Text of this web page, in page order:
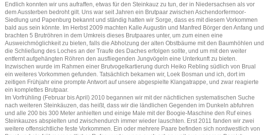
Endlich konnten wir uns aufraffen, etwas für den Steinkauz zu tun, der in Niedersachsen als vor
dem Aussterben bedroht gilt. Uns war seit Jahren ein Brutpaar zwischen Aschendorfermoor-
Siedlung und Papenburg bekannt und ständig hatten wir Sorge, dass es mit diesem Vorkommen
bald aus sein könnte. Im Herbst 2009 machten Kalle Augustin und Manfred Börger den Anfang und
brachten 5 Brutröhren in dem Umkreis dieses Brutpaares unter, um zum einen eine
Ausweichmöglichkeit zu bieten, falls die Abholzung der alten Obstbäume mit den Baumhöhlen und
die Schließung des Loches an der Traufe des Daches erfolgen sollte, und um mit den weiter
entfernt aufgehängten Röhren den ausfliegenden Jungvögeln eine Unterkunft zu bieten.
Inzwischen wurde im Rahmen einer Brutvogelkartierung durch Heiko Rebling südlich von Brual
ein weiteres Vorkommen gefunden. Tatsächlich bekamen wir, Loek Bosman und ich, dort im
zeitigen Frühjahr eine prompte Antwort auf unsere abgespielte Klangatrappe, und zwar reagierte
ein komplettes Brutpaar.
Im Vorfrühling (Februar bis April) 2010 begannen wir mit der nächtlichen systematischen Suche
nach weiteren Steinkäuzen, das heißt, dass wir die ländlichen Gegenden im Dunkeln abfuhren
und alle 200 bis 300 Meter anhielten und einige Male mit der Boogie-Maschine den Ruf eines
Steinkauzes abspielten und zwischendurch immer wieder lauschten. Erst 2011 fanden wir zwei
weitere offensichtliche feste Vorkommen. Ein oder mehrere Paare befinden sich nordwestlich von